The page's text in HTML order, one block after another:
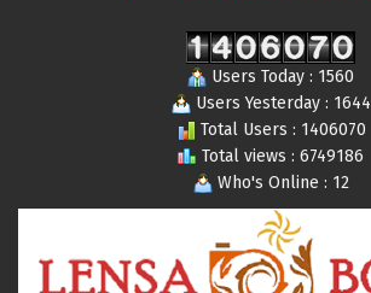
Users Today : 1560
Users Yesterday : 1644
Total Users : 1406070
Total views : 6749186
Who's Online : 12